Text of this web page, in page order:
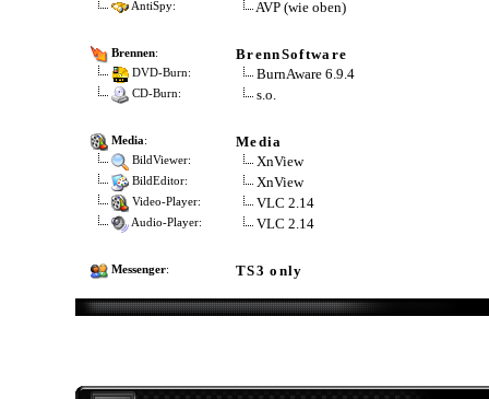
AntiSpy: AVP (wie oben)
Brennen: BrennSoftware
DVD-Burn: BurnAware 6.9.4
CD-Burn: s.o.
Media: Media
BildViewer: XnView
BildEditor: XnView
Video-Player: VLC 2.14
Audio-Player: VLC 2.14
Messenger: TS3 only